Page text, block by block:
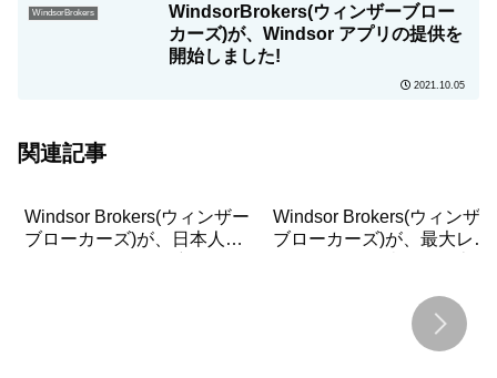
WindsorBrokers
WindsorBrokers(ウィンザーブロー
カーズ)が、Windsor アプリの提供を
開始しました!
2021.10.05
関連記事
Windsor Brokers(ウィンザー
ブローカーズ)が、日本人ク
Windsor Brokers(ウィンザー
ブローカーズ)が、最大レバ